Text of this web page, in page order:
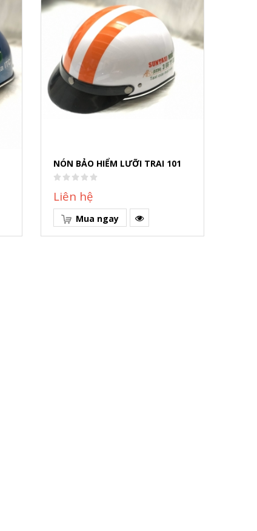
NÓN BẢO HIỂM LƯỠI TRAI 101
Liên hệ
Mua ngay